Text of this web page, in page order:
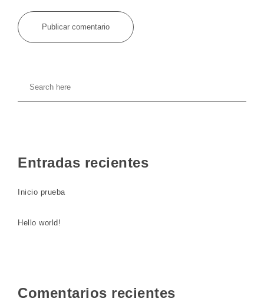
Entradas recientes
Inicio prueba
Hello world!
Comentarios recientes